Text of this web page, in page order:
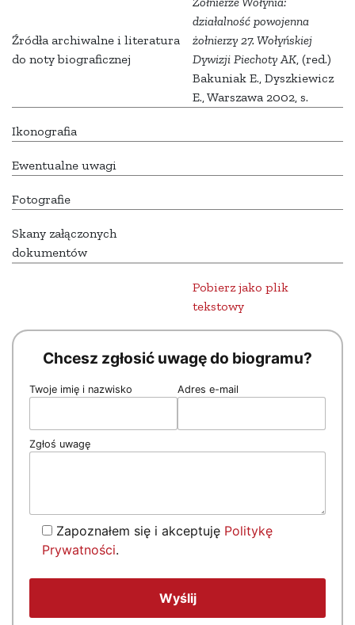
Źródła archiwalne i literatura
do noty biograficznej
działalność powojenna
żołnierzy 27. Wołyńskiej
Dywizji Piechoty AK, (red.)
Bakuniak E., Dyszkiewicz
E., Warszawa 2002, s.
Ikonografia
Ewentualne uwagi
Fotografie
Skany załączonych
dokumentów
Pobierz jako plik
tekstowy
Chcesz zgłosić uwagę do biogramu?
Twoje imię i nazwisko Adres e-mail
Zgłoś uwagę
Zapoznałem się i akceptuję Politykę
Prywatności.